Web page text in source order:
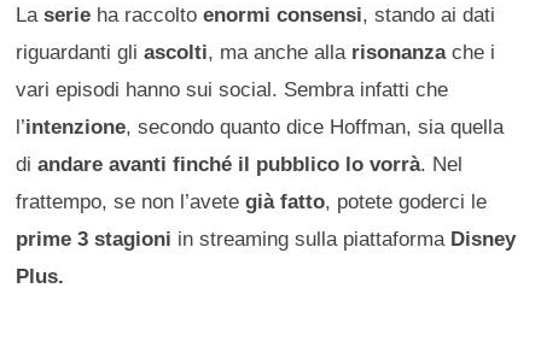
Laserie ha raccoltoenormi consensi, stando ai dati
riguardanti gliascolti, ma anche alla risonanzache i
vari episodi hanno sui social. Sembra infatti che
l’intenzione, secondo quanto dice Hoffman, sia quella
diandare avanti finché il pubblico lo vorrà. Nel
frattempo, se non l’avetegià fatto, potete goderci le
prime 3 stagioni in streaming sulla piattaforma Disney
Plus.